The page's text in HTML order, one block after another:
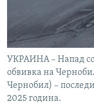
УКРАИНА – Напад со
обвивка на
Чернобил) –
2025 година.